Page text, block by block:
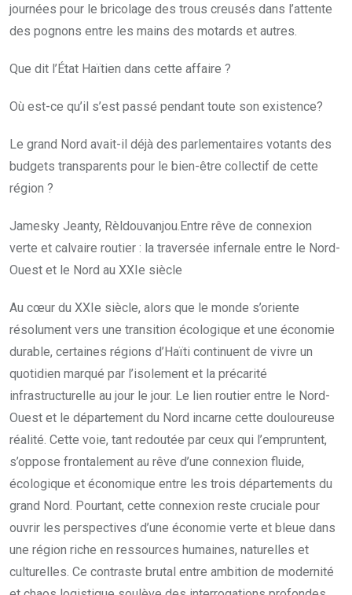
journées pour le bricolage des trous creusés dans l’attente
des pognons entre les mains des motards et autres.
Que dit l’État Haïtien dans cette affaire ?
Où est-ce qu’il s’est passé pendant toute son existence?
Le grand Nord avait-il déjà des parlementaires votants des
budgets transparents pour le bien-être collectif de cette
région ?
Jamesky Jeanty, Rèldouvanjou.Entre rêve de connexion
verte et calvaire routier : la traversée infernale entre le Nord-
Ouest et le Nord au XXIe siècle
Au cœur du XXIe siècle, alors que le monde s’oriente
résolument vers une transition écologique et une économie
durable, certaines régions d’Haïti continuent de vivre un
quotidien marqué par l’isolement et la précarité
infrastructurelle au jour le jour. Le lien routier entre le Nord-
Ouest et le département du Nord incarne cette douloureuse
réalité. Cette voie, tant redoutée par ceux qui l’empruntent,
s’oppose frontalement au rêve d’une connexion fluide,
écologique et économique entre les trois départements du
grand Nord. Pourtant, cette connexion reste cruciale pour
ouvrir les perspectives d’une économie verte et bleue dans
une région riche en ressources humaines, naturelles et
culturelles. Ce contraste brutal entre ambition de modernité